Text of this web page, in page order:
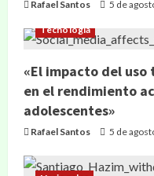
Rafael Santos 5 de
Tecnología
«El impacto del uso
en el rendimiento
adolescentes»
Rafael Santos 5 de